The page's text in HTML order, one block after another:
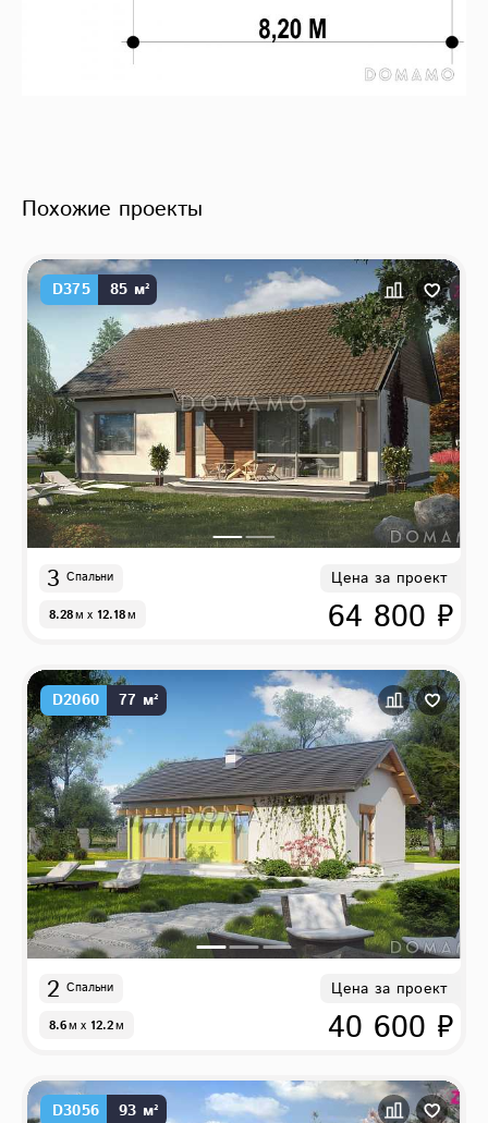
Похожие проекты
D375 85 м²
3 Спальни
8.28м x 12.18м
Цена за проект
64 800 ₽
D2060 77 м²
2 Спальни
8.6м x 12.2м
Цена за проект
40 600 ₽
D3056 93 м²